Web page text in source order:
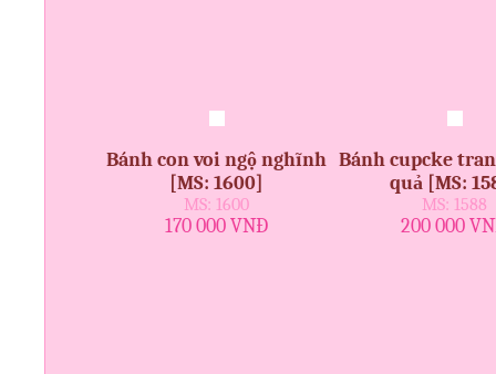
Bánh con voi ngộ nghĩnh
[MS: 1600]
MS: 1600
170 000 VNĐ
Bánh cupcke
quả [MS:
MS: 1588
200 000